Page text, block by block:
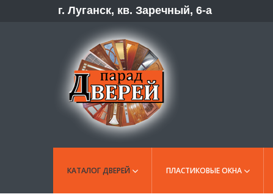
г. Луганск, кв. Заречный, 6-а
КАТАЛОГ ДВЕРЕЙ ПЛАСТИКОВЫЕ ОКНА